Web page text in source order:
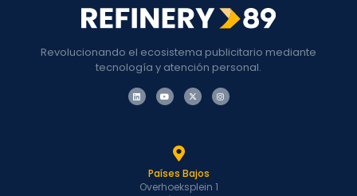
Revolucionando el ecosistema publicitario mediante
tecnología y atención personal.
Países Bajos
Overhoeksplein 1